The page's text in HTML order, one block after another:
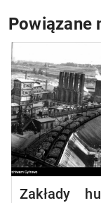
Powiązane
Zakłady